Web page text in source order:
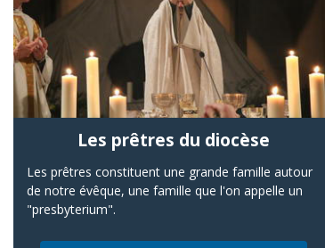
Les prêtres du diocèse
Les prêtres constituent une grande famille autour
de notre évêque, une famille que l'on appelle un
"presbyterium".